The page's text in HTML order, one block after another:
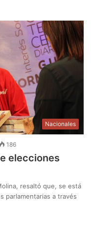
Nacionales
186
elecciones
resaltó que, se está
parlamentarias a través